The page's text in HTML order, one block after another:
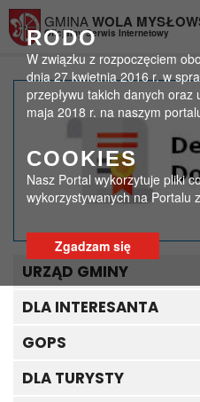
RODO
W związku z rozpoczęciem
dnia 27 kwietnia 2016 r. w
przepływu takich danych
maja 2018 r. na naszym
COOKIES
Nasz Portal wykorzytuje pliki
wykorzystywanych na Portalu
Zgadzam się
GMINA WOLA
Oficjalny Serwis Internetowy
Strona główna > Media
URZĄD GMINY
DLA INTERESANTA
GOPS
DLA TURYSTY